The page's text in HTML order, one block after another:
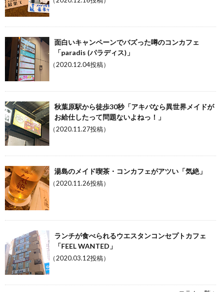
面白いキャンペーンでバズった噂のコンカフェ
「paradis (パラディス)」
（2020.12.04投稿）
秋葉原駅から徒歩30秒「アキバなら異世界メイドが
お給仕したって問題ないよねっ！」
（2020.11.27投稿）
湯島のメイド喫茶・コンカフェがアツい「気絶」
（2020.11.26投稿）
ランチが食べられるウエスタンコンセプトカフェ
「FEEL WANTED」
（2020.03.12投稿）